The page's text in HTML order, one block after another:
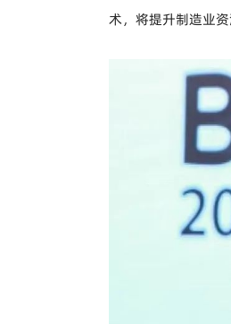
术，将提升制造业